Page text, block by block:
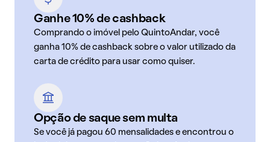
Ganhe 10% de cashback
Comprando o imóvel pelo QuintoAndar, você
ganha 10% de cashback sobre o valor utilizado da
carta de crédito para usar como quiser.
Opção de saque sem multa
Se você já pagou 60 mensalidades e encontrou o